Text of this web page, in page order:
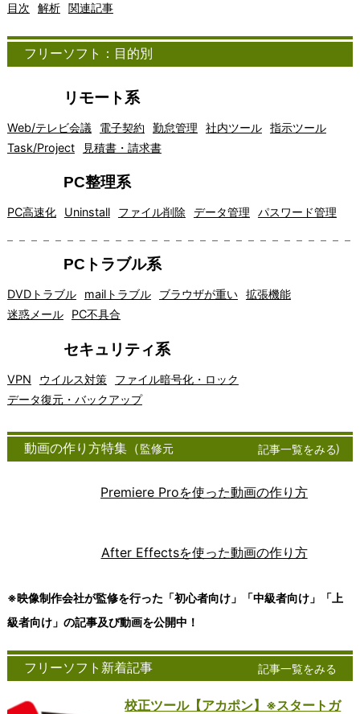
目次
解析 関連記事
フリーソフト：目的別
リモート系
Web/テレビ会議 電子契約 勤怠管理 社内ツール 指示ツール
Task/Project
見積書・請求書
PC整理系
PC高速化 Uninstall ファイル削除 データ管理 パスワード管理
PCトラブル系
DVDトラブル mailトラブル ブラウザが重い 拡張機能
迷惑メール
PC不具合
セキュリティ系
VPN ウイルス対策
ファイル暗号化・ロック
データ復元・バックアップ
アイデア
マッピン
グソフト
は、アイ
デアや情
的に表現
するため
です。
Windows
10版のア
イデアマ
ッピング
ェアは、
インター
ネット通
話は、現
ュニケー
ション手
速に普及
していま
Windows
を使用し
通話サー
ビスは、
その使い
豊富な機
オフィスソ
フトウェア
は、ビジネ
文書作成、
表計算、プ
ど、さまざ
まな作業に
ールです。
Windows版
アは、その
使いやすさ
や豊富な機
多くのユー
<!--
窓の杜
フリーソフト
100
プ
freee会計
日経クロステ
Wikipedia-->
オン
ンス
ージ
サー
デジ
タル
タを
安全
し、
容易
クラ
ント
トウ
ェア
ピュ
ータ
ット
ワー
ービ
サー
クラウドコンピュー
ティングは、近年急
速に普及している技
ータやアプリケーシ
ョンをインターネッ
す。ユーザーは、自
身のデバイスからク
にアクセスし、処理
やストレージを行う
ついて詳しく説明し
ます。 クラウドは、
インターネットを通
なサービスやリソー
コミュニ
ケーショ
ンツール
社会にお
いて不可
います。
ビジネ
育、個人
の日常生
な場面で
コミュニ
ケーショ
が活用さ
チャ
ツー
は、
近年
及し
てい
ミュ
ニケ
ツー
り、
動画の作り方特集（監修元 ）
記事一覧をみる
Premiere Proを使った動画の作り方
After Effectsを使った動画の作り方
※映像制作会社が監修を行った「初心者向け」「中級者向け」「上
級者向け」の記事及び動画を公開中！
フリーソフト新着記事 記事一覧をみる
校正ツール【アカポン】※スタートガ